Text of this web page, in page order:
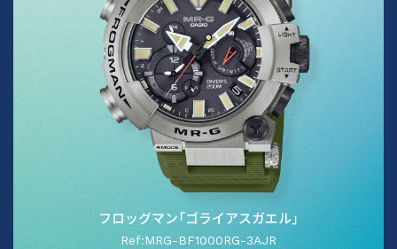
フロッグマン「ゴライアスガエル」
Ref:MRG-BF1000RG-3AJR